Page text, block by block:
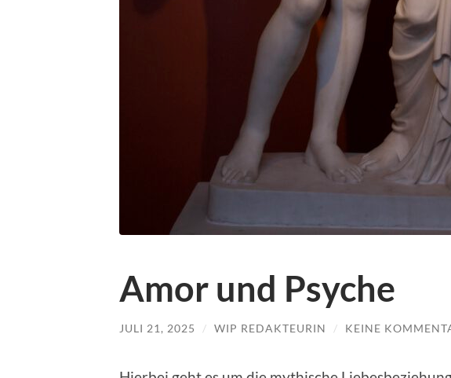
Amor und Psyche
JULI 21, 2025 / WIP REDAKTEURIN / KEINE